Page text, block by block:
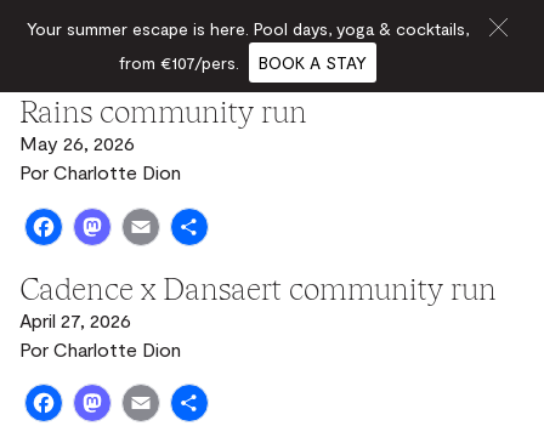
Rains community run
May 26, 2026
Por Charlotte Dion
Facebook
Mastodon
Email
Cadence x Dansaert community run
April 27, 2026
Por Charlotte Dion
Facebook
Mastodon
Email
Your summer escape is here. Pool days, yoga & cocktails,
from €107/pers.
BOOK A STAY